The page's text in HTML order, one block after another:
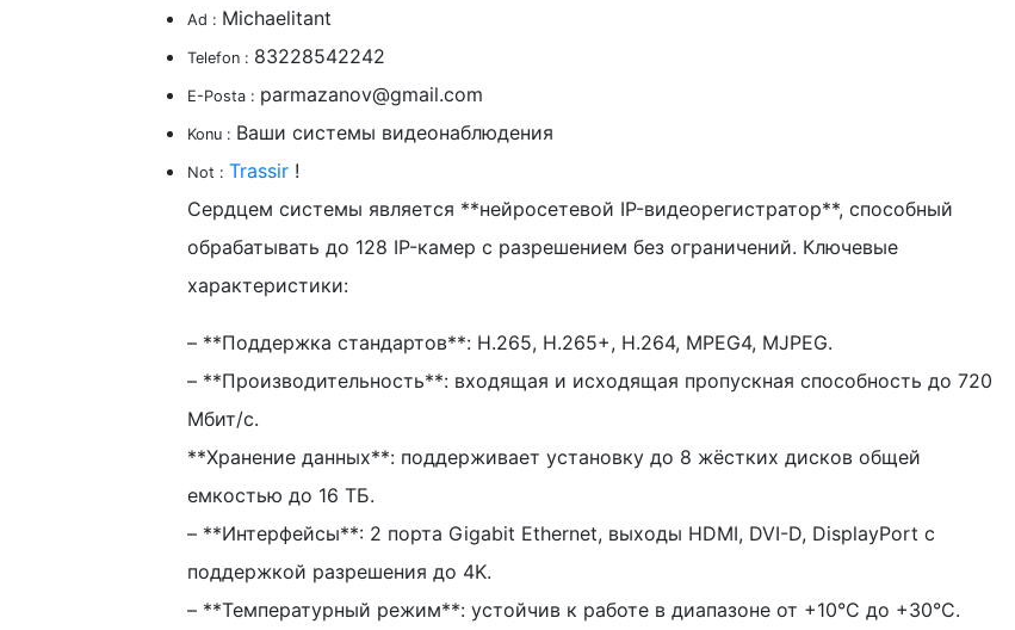
Ad : Michaelitant
Telefon : 83228542242
E-Posta : parmazanov@gmail.com
Konu : Ваши системы видеонаблюдения
Not : Trassir !
Сердцем системы является **нейросетевой IP-видеорегистратор**, способный
обрабатывать до 128 IP-камер с разрешением без ограничений. Ключевые
характеристики:
– **Поддержка стандартов**: H.265, H.265+, H.264, MPEG4, MJPEG.
– **Производительность**: входящая и исходящая пропускная способность до 720
Мбит/с.
**Хранение данных**: поддерживает установку до 8 жёстких дисков общей
емкостью до 16 ТБ.
– **Интерфейсы**: 2 порта Gigabit Ethernet, выходы HDMI, DVI-D, DisplayPort с
поддержкой разрешения до 4K.
– **Температурный режим**: устойчив к работе в диапазоне от +10°C до +30°C.